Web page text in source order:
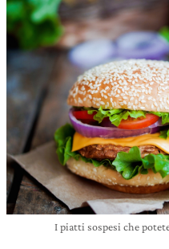
I piatti sospesi che